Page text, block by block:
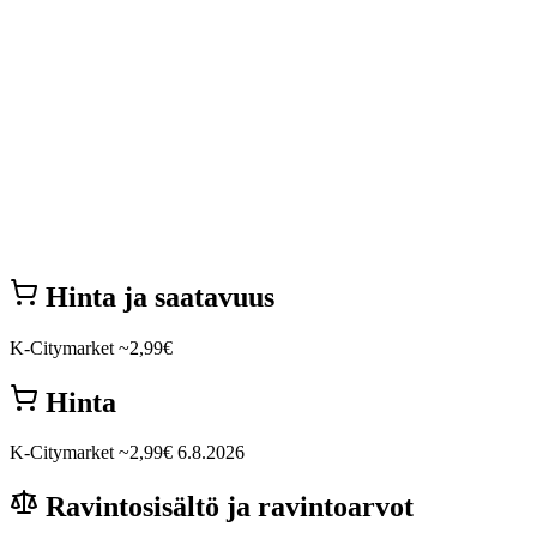
Hinta ja saatavuus
K-Citymarket ~2,99€
Hinta
K-Citymarket ~2,99€ 6.8.2026
Ravintosisältö ja ravintoarvot